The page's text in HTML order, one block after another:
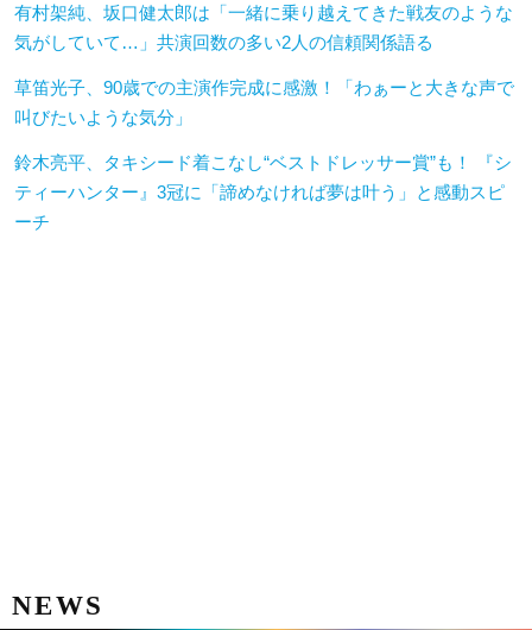
有村架純、坂口健太郎は「一緒に乗り越えてきた戦友のような
気がしていて…」共演回数の多い2人の信頼関係語る
草笛光子、90歳での主演作完成に感激！「わぁーと大きな声で
叫びたいような気分」
鈴木亮平、タキシード着こなし“ベストドレッサー賞”も！ 『シ
ティーハンター』3冠に「諦めなければ夢は叶う」と感動スピ
ーチ
NEWS